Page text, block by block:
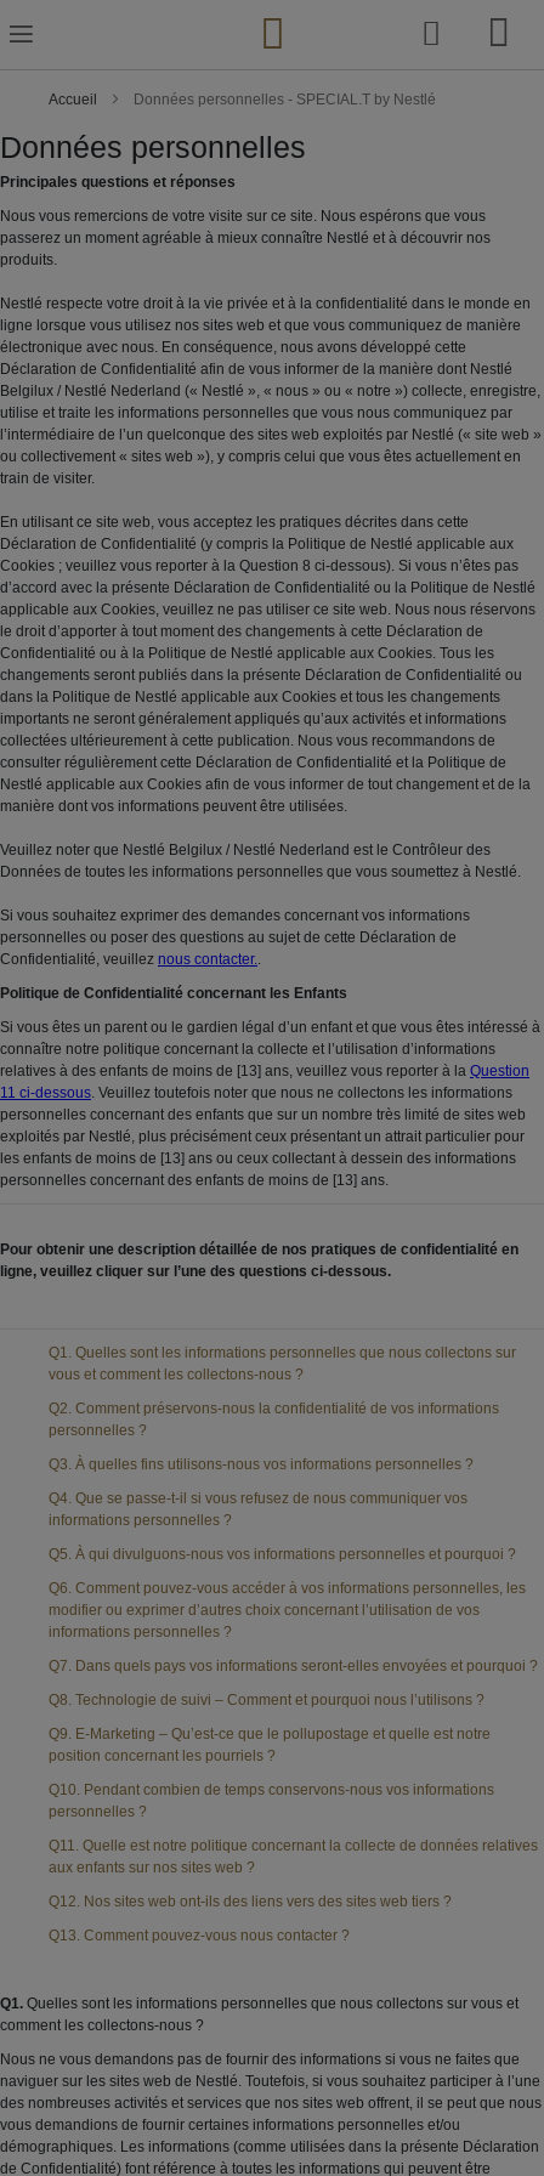
to
Content
Accueil Données personnelles - SPECIAL.T by Nestlé
Données personnelles
Principales questions et réponses
Nous vous remercions de votre visite sur ce site. Nous espérons que vous
passerez un moment agréable à mieux connaître Nestlé et à découvrir nos
produits.
Nestlé respecte votre droit à la vie privée et à la confidentialité dans le monde en
ligne lorsque vous utilisez nos sites web et que vous communiquez de manière
électronique avec nous. En conséquence, nous avons développé cette
Déclaration de Confidentialité afin de vous informer de la manière dont Nestlé
Belgilux / Nestlé Nederland (« Nestlé », « nous » ou « notre ») collecte, enregistre,
utilise et traite les informations personnelles que vous nous communiquez par
l’intermédiaire de l’un quelconque des sites web exploités par Nestlé (« site web »
ou collectivement « sites web »), y compris celui que vous êtes actuellement en
train de visiter.
En utilisant ce site web, vous acceptez les pratiques décrites dans cette
Déclaration de Confidentialité (y compris la Politique de Nestlé applicable aux
Cookies ; veuillez vous reporter à la Question 8 ci-dessous). Si vous n’êtes pas
d’accord avec la présente Déclaration de Confidentialité ou la Politique de Nestlé
applicable aux Cookies, veuillez ne pas utiliser ce site web. Nous nous réservons
le droit d’apporter à tout moment des changements à cette Déclaration de
Confidentialité ou à la Politique de Nestlé applicable aux Cookies. Tous les
changements seront publiés dans la présente Déclaration de Confidentialité ou
dans la Politique de Nestlé applicable aux Cookies et tous les changements
importants ne seront généralement appliqués qu’aux activités et informations
collectées ultérieurement à cette publication. Nous vous recommandons de
consulter régulièrement cette Déclaration de Confidentialité et la Politique de
Nestlé applicable aux Cookies afin de vous informer de tout changement et de la
manière dont vos informations peuvent être utilisées.
Veuillez noter que Nestlé Belgilux / Nestlé Nederland est le Contrôleur des
Données de toutes les informations personnelles que vous soumettez à Nestlé.
Si vous souhaitez exprimer des demandes concernant vos informations
personnelles ou poser des questions au sujet de cette Déclaration de
Confidentialité, veuillez nous contacter..
Politique de Confidentialité concernant les Enfants
Si vous êtes un parent ou le gardien légal d’un enfant et que vous êtes intéressé à
connaître notre politique concernant la collecte et l’utilisation d’informations
relatives à des enfants de moins de [13] ans, veuillez vous reporter à la Question
11 ci-dessous. Veuillez toutefois noter que nous ne collectons les informations
personnelles concernant des enfants que sur un nombre très limité de sites web
exploités par Nestlé, plus précisément ceux présentant un attrait particulier pour
les enfants de moins de [13] ans ou ceux collectant à dessein des informations
personnelles concernant des enfants de moins de [13] ans.
Pour obtenir une description détaillée de nos pratiques de confidentialité en
ligne, veuillez cliquer sur l’une des questions ci-dessous.
Q1. Quelles sont les informations personnelles que nous collectons sur
vous et comment les collectons-nous ?
Q2. Comment préservons-nous la confidentialité de vos informations
personnelles ?
Q3. À quelles fins utilisons-nous vos informations personnelles ?
Q4. Que se passe-t-il si vous refusez de nous communiquer vos
informations personnelles ?
Q5. À qui divulguons-nous vos informations personnelles et pourquoi ?
Q6. Comment pouvez-vous accéder à vos informations personnelles, les
modifier ou exprimer d’autres choix concernant l’utilisation de vos
informations personnelles ?
Q7. Dans quels pays vos informations seront-elles envoyées et pourquoi ?
Q8. Technologie de suivi – Comment et pourquoi nous l’utilisons ?
Q9. E-Marketing – Qu’est-ce que le pollupostage et quelle est notre
position concernant les pourriels ?
Q10. Pendant combien de temps conservons-nous vos informations
personnelles ?
Q11. Quelle est notre politique concernant la collecte de données relatives
aux enfants sur nos sites web ?
Q12. Nos sites web ont-ils des liens vers des sites web tiers ?
Q13. Comment pouvez-vous nous contacter ?
Q1. Quelles sont les informations personnelles que nous collectons sur vous et
comment les collectons-nous ?
Nous ne vous demandons pas de fournir des informations si vous ne faites que
naviguer sur les sites web de Nestlé. Toutefois, si vous souhaitez participer à l’une
des nombreuses activités et services que nos sites web offrent, il se peut que nous
vous demandions de fournir certaines informations personnelles et/ou
démographiques. Les informations (comme utilisées dans la présente Déclaration
de Confidentialité) font référence à toutes les informations qui peuvent être